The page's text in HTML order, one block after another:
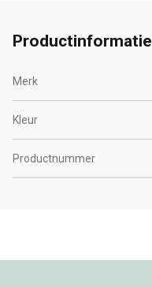
Productinformatie
Merk
Kleur
Productnummer